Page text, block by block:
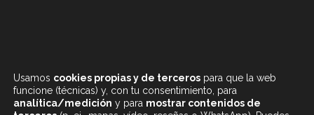
Usamos cookies propias y de terceros para que la web
funcione (técnicas) y, con tu consentimiento, para
analítica/medición y para mostrar contenidos de